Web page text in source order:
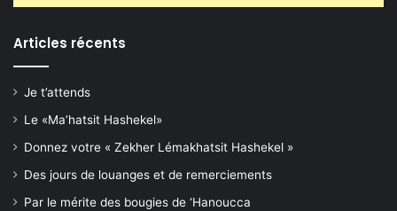
Articles récents
Je t’attends
Le «Ma’hatsit Hashekel»
Donnez votre « Zekher Lémakhatsit Hashekel »
Des jours de louanges et de remerciements
Par le mérite des bougies de ‘Hanoucca